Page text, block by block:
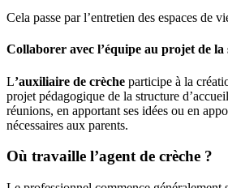
Cela passe par l’entretien des espaces de
Collaborer avec l’équipe au projet de la
L’auxiliaire de crèche participe à la
projet pédagogique de la structure
réunions, en apportant ses idées ou en
nécessaires aux parents.
Où travaille l’agent de crèche ?